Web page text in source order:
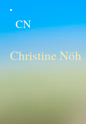
CN
Christine Nöh